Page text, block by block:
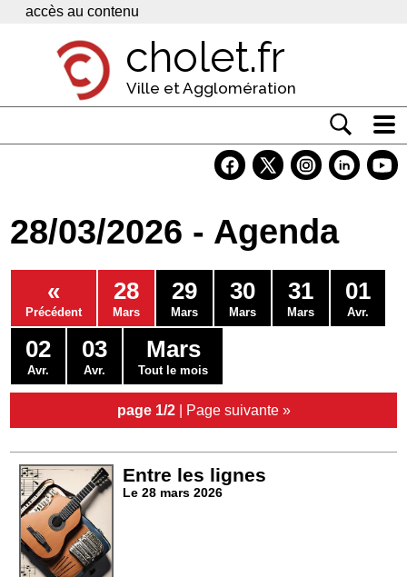
Panneau de gestion des cookies
accès au contenu
cholet.fr
Ville et Agglomération
Economie
Services
Contacts
28/03/2026 - Agenda
«
Précédent
28
Mars
29
Mars
30
Mars
31
Mars
01
Avr.
02
Avr.
03
Avr.
Mars
Tout le mois
page 1/2| Page suivante »
Entre les lignes
Le 28 mars 2026